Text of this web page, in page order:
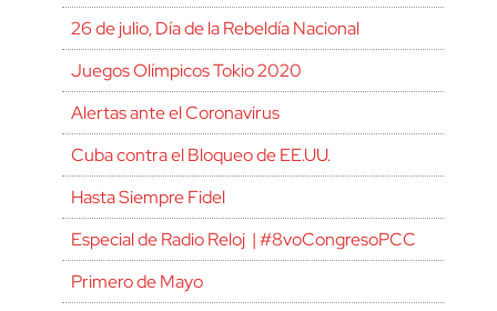
26 de julio, Día de la Rebeldía Nacional
Juegos Olímpicos Tokio 2020
Alertas ante el Coronavirus
Cuba contra el Bloqueo de EE.UU.
Hasta Siempre Fidel
Especial de Radio Reloj | #8voCongresoPCC
Primero de Mayo